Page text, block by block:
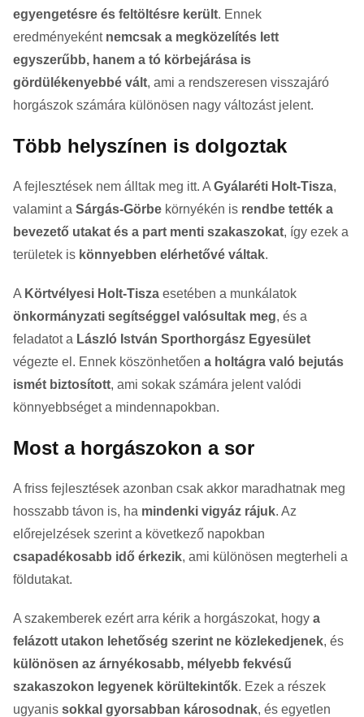
egyengetésre és feltöltésre került. Ennek
eredményeként nemcsak a megközelítés lett
egyszerűbb, hanem a tó körbejárása is
gördülékenyebbé vált, ami a rendszeresen visszajáró
horgászok számára különösen nagy változást jelent.
Több helyszínen is dolgoztak
A fejlesztések nem álltak meg itt. A Gyálaréti Holt-Tisza,
valamint a Sárgás-Görbe környékén is rendbe tették a
bevezető utakat és a part menti szakaszokat, így ezek a
területek is könnyebben elérhetővé váltak.
A Körtvélyesi Holt-Tisza esetében a munkálatok
önkormányzati segítséggel valósultak meg, és a
feladatot a László István Sporthorgász Egyesület
végezte el. Ennek köszönhetően a holtágra való bejutás
ismét biztosított, ami sokak számára jelent valódi
könnyebbséget a mindennapokban.
Most a horgászokon a sor
A friss fejlesztések azonban csak akkor maradhatnak meg
hosszabb távon is, ha mindenki vigyáz rájuk. Az
előrejelzések szerint a következő napokban
csapadékosabb idő érkezik, ami különösen megterheli a
földutakat.
A szakemberek ezért arra kérik a horgászokat, hogy a
felázott utakon lehetőség szerint ne közlekedjenek, és
különösen az árnyékosabb, mélyebb fekvésű
szakaszokon legyenek körültekintők. Ezek a részek
ugyanis sokkal gyorsabban károsodnak, és egyetlen